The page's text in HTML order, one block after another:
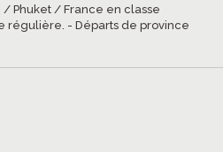
/ Phuket / France en classe
régulière. - Départs de province